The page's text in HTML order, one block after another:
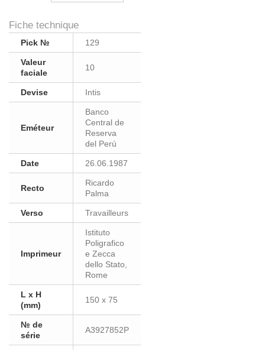
Fiche technique
Pick № 129
Valeur
faciale
10
Devise Intis
Eméteur
Banco
Central de
Reserva
del Perú
Date 26.06.1987
Recto
Ricardo
Palma
Verso Travailleurs
Imprimeur
Istituto
Poligrafico
e Zecca
dello Stato,
Rome
L x H
(mm)
150 x 75
№ de
série
A3927852P